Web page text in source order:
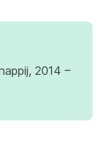
2014 –